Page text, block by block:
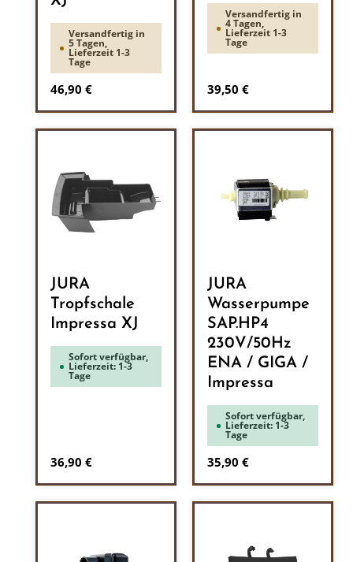
Versandfertig in
5 Tagen,
Lieferzeit 1-3
Tage
Regulärer Preis:
46,90 €
Versandfertig in
4 Tagen,
Lieferzeit 1-3
Tage
Regulärer Preis:
39,50 €
JURA
Tropfschale
Impressa XJ
Sofort verfügbar,
Lieferzeit: 1-3
Tage
Regulärer Preis:
36,90 €
JURA
Wasserpumpe
SAP.HP4
230V/50Hz
ENA / GIGA /
Impressa
Sofort verfügbar,
Lieferzeit: 1-3
Tage
Regulärer Preis:
35,90 €